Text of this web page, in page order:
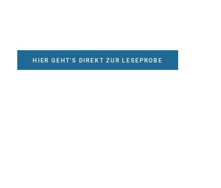
HIER GEHT'S DIREKT ZUR LESEPROBE